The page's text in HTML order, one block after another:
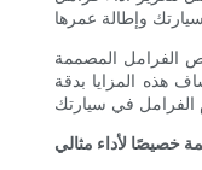
الفرامل المصممة
هذه المزايا بدقة
خصيصًا لأداء مثالي